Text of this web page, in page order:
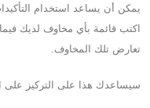
يمكن أن يساعد استخدام
اكتب قائمة بأي مخاوف لديك
تعارض تلك المخاوف.
سيساعدك هذا على التركيز على